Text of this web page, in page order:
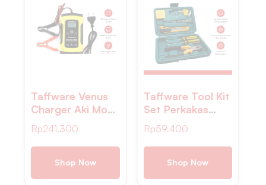
Taffware Venus
Charger Aki Mobil
Intelligent
Battery Charger
12V 6A – UD20
Rp241.300
Shop Now
Taffware Tool Kit
Set Perkakas
Rumah Obeng
Tang Cutter
Kunci L 12in1 –
KS-011
Rp59.400
Shop Now